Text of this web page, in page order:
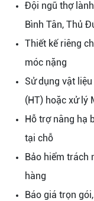
Đội ngũ thợ
Bình Tân, Thủ
Thiết kế riêng
móc nặng
Sử dụng vật
(HT) hoặc xử lý
Hỗ trợ nâng hạ
tại chỗ
Bảo hiểm trách
hàng
Báo giá trọn